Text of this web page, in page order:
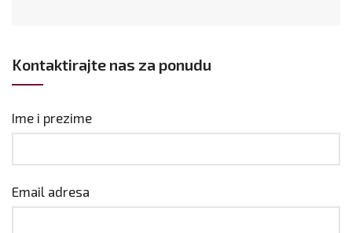
Kontaktirajte nas za ponudu
Ime i prezime
Email adresa